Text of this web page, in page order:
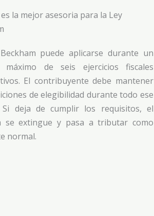
puede aplicarse durante un
máximo de seis ejercicios fiscales
El contribuyente debe mantener
de elegibilidad durante todo ese
Si deja de cumplir los requisitos, el
se extingue y pasa a tributar como
normal.